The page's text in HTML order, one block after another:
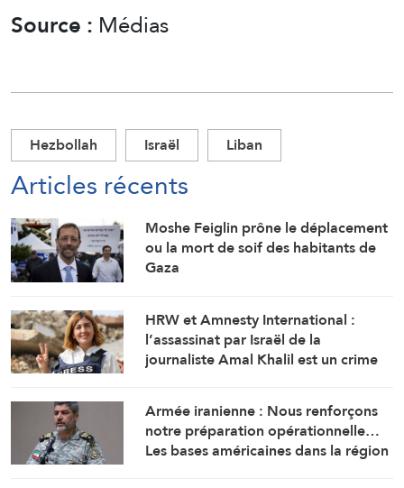
Source : Médias
Hezbollah Israël Liban
Articles récents
Moshe Feiglin prône le déplacement
ou la mort de soif des habitants de
Gaza
HRW et Amnesty International :
l’assassinat par Israël de la
journaliste Amal Khalil est un crime
Armée iranienne : Nous renforçons
notre préparation opérationnelle…
Les bases américaines dans la région